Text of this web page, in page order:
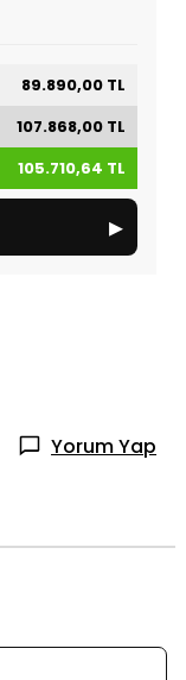
89.890,00 TL
107.868,00 TL
105.710,64 TL
▸
Yorum Yap